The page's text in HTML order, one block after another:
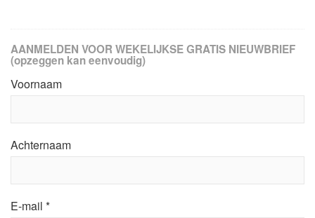
AANMELDEN VOOR WEKELIJKSE GRATIS NIEUWBRIEF
(opzeggen kan eenvoudig)
Voornaam
Achternaam
E-mail *